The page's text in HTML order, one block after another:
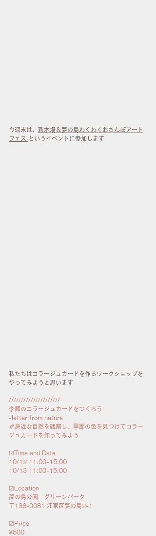
今週末は、 新木場＆夢の島わくわくおさんぽアート
フェス というイベントに参加します
私たちはコラージュカードを作るワークショップを
やってみようと思います
/////////////////////
季節のコラージュカードをつくろう
-letter from nature
🍂身近な自然を観察し、季節の色を見つけてコラー
ジュカードを作ってみよう
☑︎Time and Date
10/12 11:00-15:00
10/13 11:00-15:00
☑︎Location
夢の島公園　グリーンパーク
〒136-0081 江東区夢の島2-1
☑︎Price
¥500